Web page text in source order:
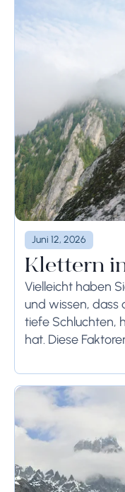
Juni 12, 2026
Klettern
Vielleicht haben
und wissen, dass
tiefe Schluchten,
hat. Diese
Kriegen und in
Vorteile